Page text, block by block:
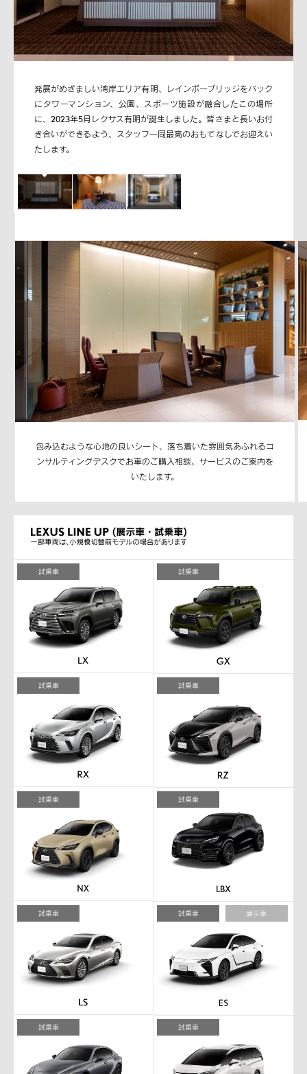
発展がめざましい湾岸エリア有明、レインボーブリッジをバック
にタワーマンション、公園、スポーツ施設が融合したこの場所
に、2023年5月レクサス有明が誕生しました。皆さまと長いお付
き合いができるよう、スタッフ一同最高のおもてなしでお迎えい
たします。
包み込むような心地の良いシート、落ち着いた雰囲気あふれるコ
ンサルティングデスクでお車のご購入相談、サービスのご案内を
いたします。
試乗車 試乗車
試乗車 試乗車
試乗車 試乗車
試乗車 試乗車 展示車
試乗車 試乗車